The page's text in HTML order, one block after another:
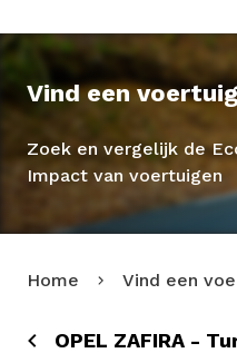
Vind een voertuig
Zoek en vergelijk de
Impact van voertuigen
Home Vind een
OPEL ZAFIRA -